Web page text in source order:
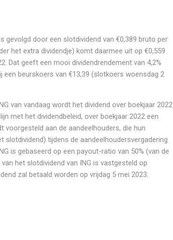
gevolgd door een slotdividend van €0,389 bruto per
het extra dividendje) komt daarmee uit op €0,559
Dat geeft een mooi dividendrendement van 4,2%
een beurskoers van €13,39 (slotkoers woensdag 2
van vandaag wordt het dividend over boekjaar 2022
met het dividendbeleid, over boekjaar 2022 een
voorgesteld aan de aandeelhouders, die hun
slotdividend) tijdens de aandeelhoudersvergadering
is gebaseerd op een payout-ratio van 50% (van de
van het slotdividend van ING is vastgesteld op
zal betaald worden op vrijdag 5 mei 2023.